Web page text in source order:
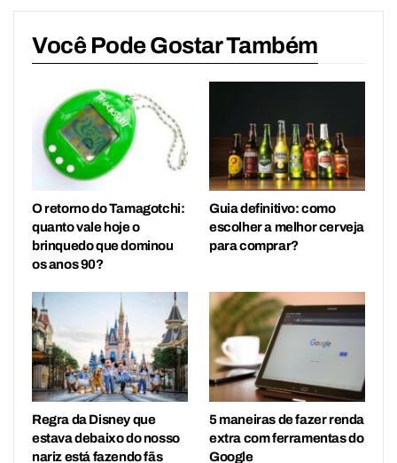
Você Pode Gostar Também
O retorno do Tamagotchi:
quanto vale hoje o
brinquedo que dominou
os anos 90?
Guia definitivo: como
escolher a melhor cerveja
para comprar?
Regra da Disney que
estava debaixo do nosso
nariz está fazendo fãs
5 maneiras de fazer renda
extra com ferramentas do
Google